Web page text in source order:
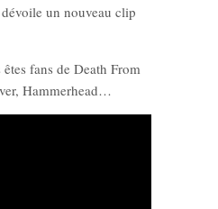
un nouveau clip
fans de Death From
Hammerhead…